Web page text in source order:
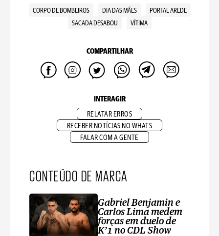
CORPO DE BOMBEIROS DIA DAS MÃES
PORTAL AREDE
SACADA DESABOU
VÍTIMA
COMPARTILHAR
INTERAGIR
RELATAR ERROS
RECEBER NOTÍCIAS NO WHATS
FALAR COM A GENTE
CONTEÚDO DE MARCA
Gabriel Benjamin e
Carlos Lima medem
forças em duelo de
K’1 no CDL Show